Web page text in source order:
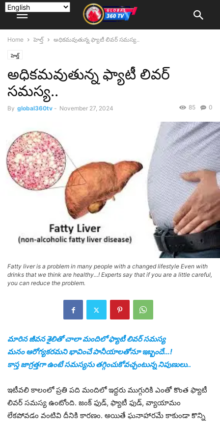
Home హెల్త్ అధికమవుతున్న ఫ్యాటీ లివర్ సమస్య..
హెల్త్
అధికమవుతున్న ఫ్యాటీ లివర్
సమస్య..
By global360tv - November 27, 2024 0
85
Fatty liver is a problem in many people with a changed lifestyle Even with
drinks that we think are healthy...! Experts say that if you are a little careful,
you can reduce the problem.
మారిన జీవన శైలితో చాలా మందిలో ఫ్యాటీ లివర్ సమస్య
మనం ఆరోగ్యకరమని భావించే పానీయాలతోనూ ఇబ్బందే…!
కాస్త జాగ్రత్తగా ఉంటే సమస్యను తగ్గించుకోవచ్చంటున్న నిపుణులు..
ఇటీవలి కాలంలో ప్రతి పది మందిలో ఇద్దరు ముగ్గురికి ఎంతో కొంత ఫ్యాటీ
లివర్ సమస్య ఉంటోంది. జంక్ ఫుడ్, ఫ్యాటీ ఫుడ్, వ్యాయామం
లేకపోవడం వంటివి దీనికి కారణం. అయితే ఘనాహారమే కాకుండా కొన్ని